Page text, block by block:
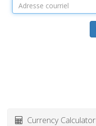
Currency Calculator